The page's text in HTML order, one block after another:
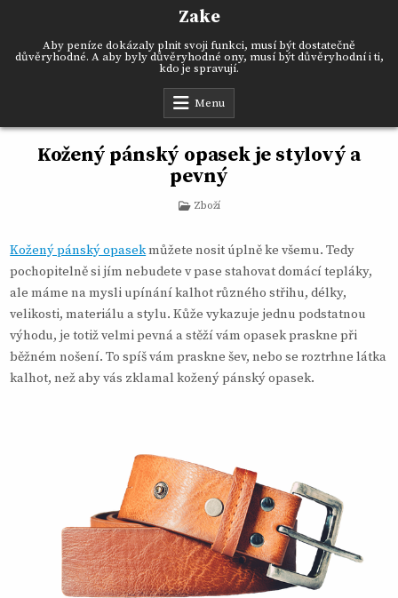
Zake
Aby peníze dokázaly plnit svoji funkci, musí být dostatečně
důvěryhodné. A aby byly důvěryhodné ony, musí být důvěryhodní i ti,
kdo je spravují.
Menu
Kožený pánský opasek je stylový a
pevný
Posted
Zboží
Kožený pánský opasekmůžete nosit úplně ke všemu. Tedy
pochopitelně si jím nebudete v pase stahovat domácí tepláky,
ale máme na mysli upínání kalhot různého střihu, délky,
velikosti, materiálu a stylu. Kůže vykazuje jednu podstatnou
výhodu, je totiž velmi pevná a stěží vám opasek praskne při
běžném nošení. To spíš vám praskne šev, nebo se roztrhne látka
kalhot, než aby vás zklamal kožený pánský opasek.